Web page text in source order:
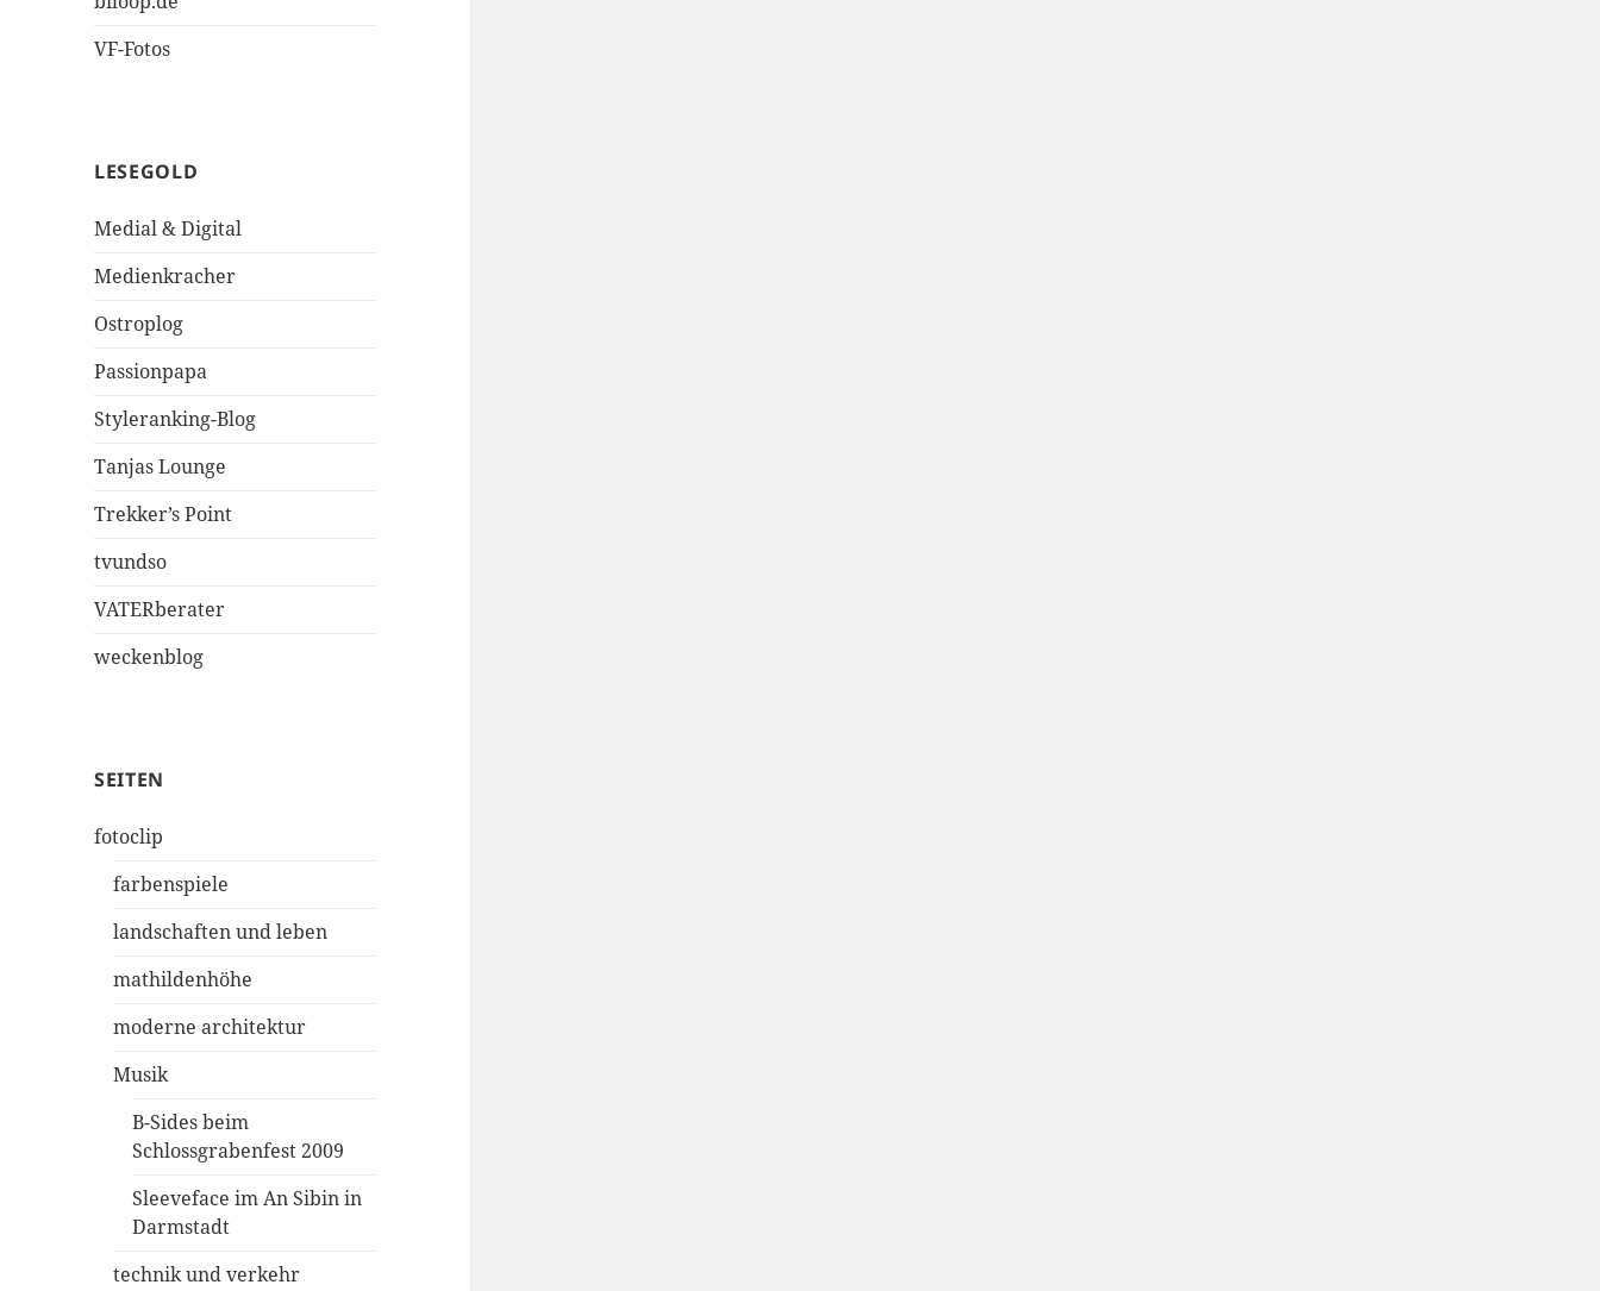
VF-Fotos
LESEGOLD
Medial & Digital
Medienkracher
Ostroplog
Passionpapa
Styleranking-Blog
Tanjas Lounge
Trekker’s Point
tvundso
VATERberater
weckenblog
SEITEN
fotoclip
farbenspiele
landschaften und leben
mathildenhöhe
moderne architektur
Musik
B-Sides beim
Schlossgrabenfest 2009
Sleeveface im An Sibin in
Darmstadt
technik und verkehr